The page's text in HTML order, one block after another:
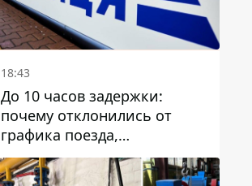
18:43
До 10 часов задержки:
почему отклонились от
графика поезда,
курсирующие через Днепр
и область